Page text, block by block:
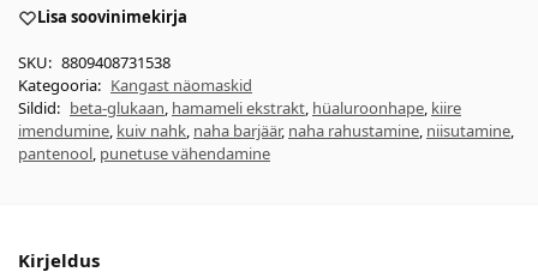
Lisa soovinimekirja
SKU: 8809408731538
Kategooria: Kangast näomaskid
Sildid: beta-glukaan, hamameli ekstrakt, hüaluroonhape, kiire
imendumine, kuiv nahk, naha barjäär, naha rahustamine, niisutamine,
pantenool, punetuse vähendamine
Kirjeldus